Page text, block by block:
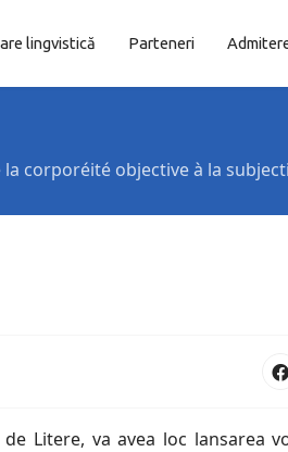
lingvistică Parteneri
corporéité objective à la
Litere, va avea loc lansarea